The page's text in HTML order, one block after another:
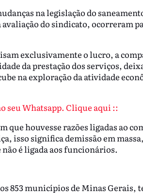
na legislação do
do sindicato, ocorreram
exclusivamente o lucro, a
da prestação dos serviços,
na exploração da atividade
seu Whatsapp. Clique aqui ::
que houvesse razões ligadas ao
isso significa demissão em
é ligada aos funcionários.
853 municípios de Minas Gerais,